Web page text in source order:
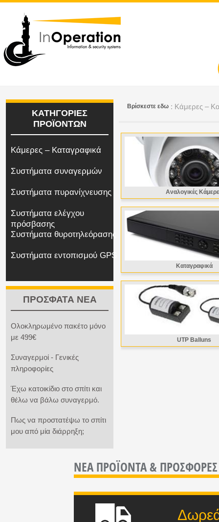
ΚΑΤΗΓΟΡΙΕΣ
ΠΡΟΪΟΝΤΩΝ
Κάμερες – Καταγραφικά
Συστήματα συναγερμών
Συστήματα πυρανίχνευσης
Συστήματα ελέγχου
πρόσβασης
Συστήματα θυροτηλεόρασης
Συστήματα εντοπισμού GPS
ΠΡΟΣΦΑΤΑ ΝΕΑ
Ολοκληρωμένο πακέτο μόνο
με 499€
Συναγερμοί - Γενικές
πληροφορίες
Έχω κατοικίδιο στο σπίτι και
θέλω να βάλω συναγερμό.
Πως να προστατέψω το σπίτι
μου από μία διάρρηξη;
Bρίσκεστε εδω : Κάμερες –
Αναλογικές
Καταγραφικά
UTP Balluns
ΝΕΑ ΠΡΟΪΟΝΤΑ & ΠΡΟΣΦΟΡΕΣ
Δωρεάν